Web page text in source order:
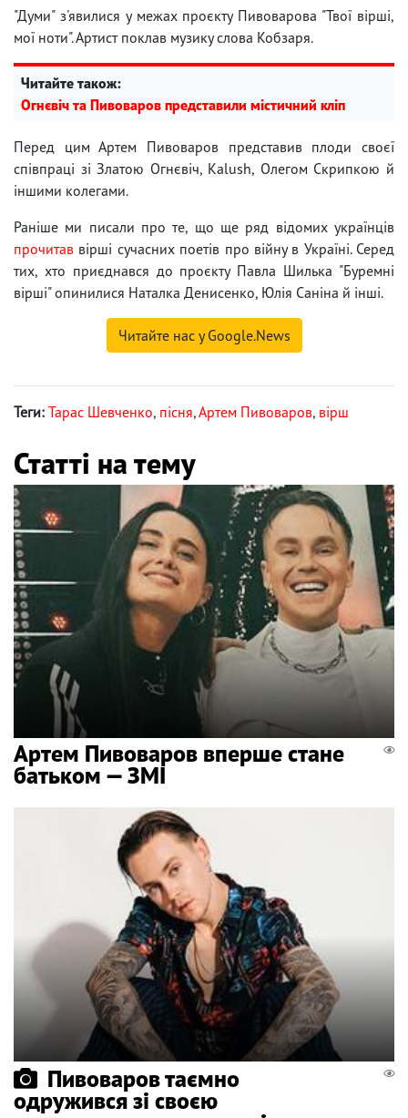
"Думи" з'явилися у межах проєкту Пивоварова "Твої вірші,
мої ноти". Артист поклав музику слова Кобзаря.
Читайте також:
Огнєвіч та Пивоваров представили містичний кліп
Перед цим Артем Пивоваров представив плоди своєї
співпраці зі Златою Огнєвіч, Kalush, Олегом Скрипкою й
іншими колегами.
Раніше ми писали про те, що ще ряд відомих українців
прочитав вірші сучасних поетів про війну в Україні. Серед
тих, хто приєднався до проєкту Павла Шилька "Буремні
вірші" опинилися Наталка Денисенко, Юлія Саніна й інші.
Читайте нас у Google.News
Теги: Тарас Шевченко, пісня,Артем Пивоваров, вірш
Статті на тему
Артем Пивоваров вперше стане
батьком — ЗМІ
Пивоваров таємно
одружився зі своєю